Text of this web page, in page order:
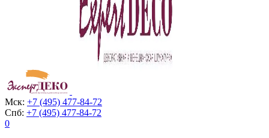
Мск: +7 (495) 477-84-72
Спб: +7 (495) 477-84-72
0